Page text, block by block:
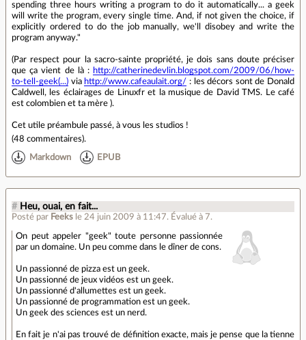
spending three hours writing a program to do it automatically... a geek
will write the program, every single time. And, if not given the choice, if
explicitly ordered to do the job manually, we'll disobey and write the
program anyway."
(Par respect pour la sacro-sainte propriété, je dois sans doute préciser
que ça vient de là : http://catherinedevlin.blogspot.com/2009/06/how-
to-tell-geek(...) via http://www.cafeaulait.org/ : les décors sont de Donald
Caldwell, les éclairages de Linuxfr et la musique de David TMS. Le café
est colombien et ta mère ).
Cet utile préambule passé, à vous les studios !
(48 commentaires).
Markdown EPUB
# Heu, ouai, en fait...
Posté par Feeks le 24 juin 2009 à 11:47. Évalué à 7.
On peut appeler "geek" toute personne passionnée
par un domaine. Un peu comme dans le dîner de cons.
Un passionné de pizza est un geek.
Un passionné de jeux vidéos est un geek.
Un passionné d'allumettes est un geek.
Un passionné de programmation est un geek.
Un geek des sciences est un nerd.
En fait je n'ai pas trouvé de définition exacte, mais je pense que la tienne